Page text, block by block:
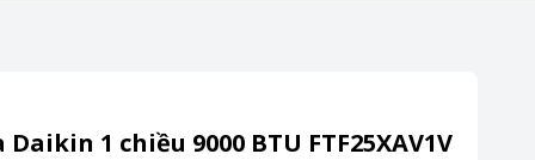
1 chiều 9000 BTU FTF25XAV1V